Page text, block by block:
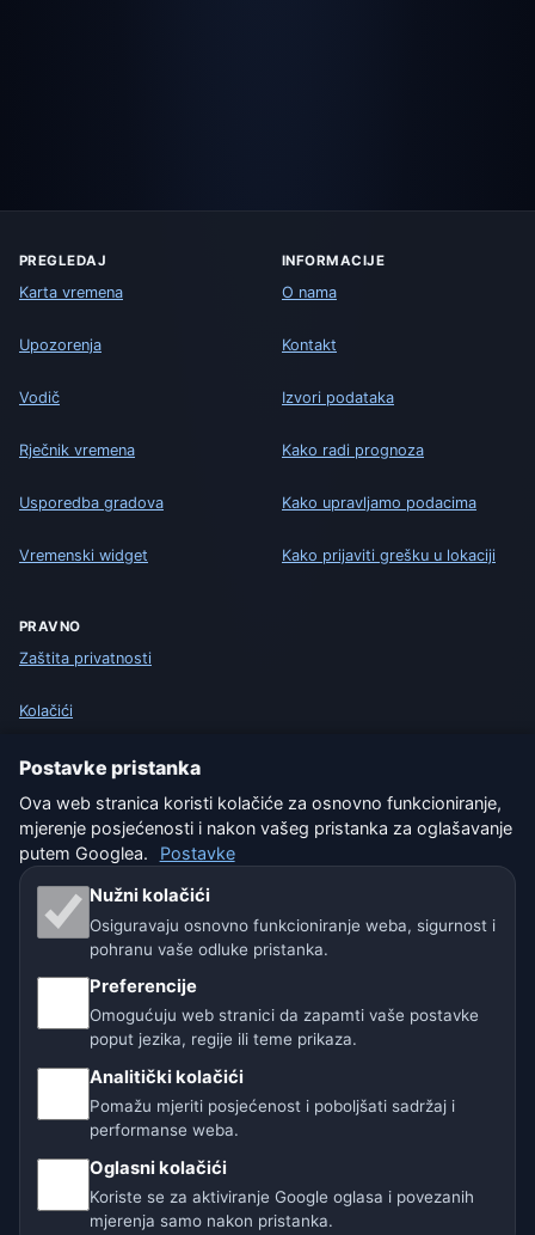
PREGLEDAJ
Karta vremena
Upozorenja
Vodič
Rječnik vremena
Usporedba gradova
Vremenski widget
INFORMACIJE
O nama
Kontakt
Izvori podataka
Kako radi prognoza
Kako upravljamo podacima
Kako prijaviti grešku u lokaciji
PRAVNO
Zaštita privatnosti
Kolačići
Uvjeti korištenja
Isključenje odgovornosti
Pomažemo životinjama
Sitemap
Postavke
Naše vremenske stranice:
🇨🇿 Češka 🇭🇷 Hrvatska 🇧🇬 Bugarska
🇩🇪🇦🇹🇨🇭 Njemačka / Austrija / Švicarska
🌎 Latinska Amerika i Španjolska
Postavke pristanka
Ova web stranica koristi kolačiće za osnovno funkcioniranje,
mjerenje posjećenosti i nakon vašeg pristanka za oglašavanje
putem Googlea.
Postavke
Nužni kolačići
Osiguravaju osnovno funkcioniranje weba, sigurnost i
pohranu vaše odluke pristanka.
Preferencije
Omogućuju web stranici da zapamti vaše postavke
poput jezika, regije ili teme prikaza.
Analitički kolačići
Pomažu mjeriti posjećenost i poboljšati sadržaj i
performanse weba.
Oglasni kolačići
Koriste se za aktiviranje Google oglasa i povezanih
mjerenja samo nakon pristanka.